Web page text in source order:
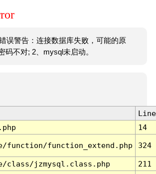
误警告：连接数据库失败，可能的原
码不对; 2、mysql未启动。
Line
14
function/function_extend.php 324
class/jzmysql.class.php
211